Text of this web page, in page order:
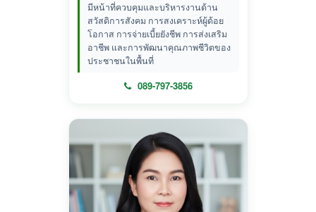
มีหน้าที่ควบคุมและบริหารงานด้าน
สวัสดิการสังคม การสงเคราะห์ผู้ด้อย
โอกาส การจ่ายเบี้ยยังชีพ การส่งเสริม
อาชีพ และการพัฒนาคุณภาพชีวิตของ
ประชาชนในพื้นที่
089-797-3856